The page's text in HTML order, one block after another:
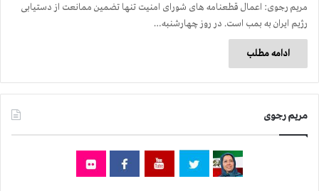
مریم رجوی: اعمال قطعنامه های شورای امنیت تنها تضمین ممانعت از دستیابی
رژیم ایران به بمب است. در روز چهارشنبه…
ادامه مطلب
مریم رجوی